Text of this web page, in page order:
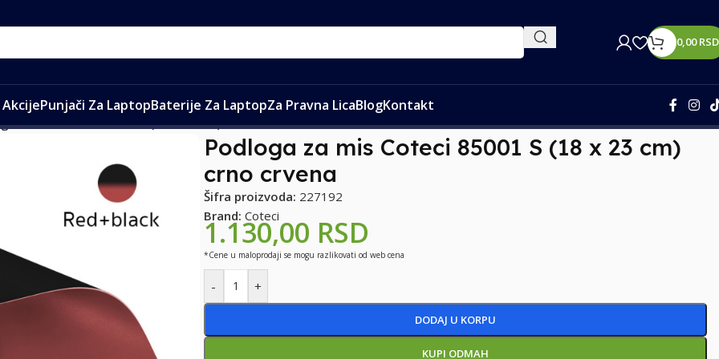
0,00RSD
AkcijePunjači Za LaptopBaterije Za LaptopZa Pravna LicaBlogKontakt
za mis Coteci 85001 S (18 x 23 cm) crno crvena
Podloga za mis Coteci 85001 S (18 x 23 cm)
crno crvena
Šifra proizvoda: 227192
Brand: Coteci
1.130,00 RSD
*Cene u maloprodaji se mogu razlikovati od web cena
- +
DODAJ U KORPU
KUPI ODMAH